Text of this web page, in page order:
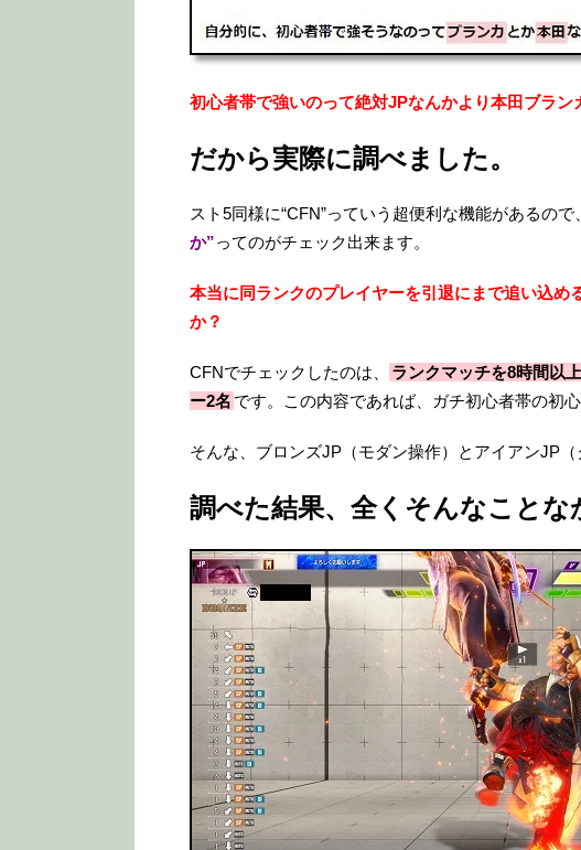
初心者帯で強いのって絶対JPなんかより本田ブラン
だから実際に調べました。
スト5同様に“CFN”っていう超便利な機能があるので、
か”ってのがチェック出来ます。
本当に同ランクのプレイヤーを引退にまで追い込
か？
CFNでチェックしたのは、
ランクマッチを8時間以
ー2名 です。この内容であれば、ガチ初心者帯の初
そんな、ブロンズJP（モダン操作）とアイアンJP
調べた結果、全くそんなことな